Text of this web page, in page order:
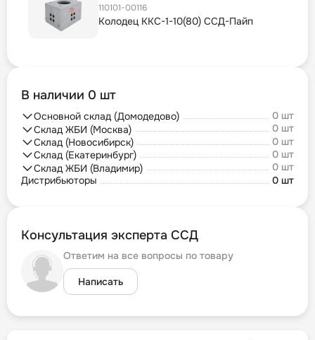
110101-00116
Колодец ККС-1-10(80) ССД-Пайп
В наличии 0 шт
Основной склад (Домодедово)
0 шт
Склад ЖБИ (Москва)
0 шт
Склад (Новосибирск)
0 шт
Склад (Екатеринбург)
0 шт
Склад ЖБИ (Владимир)
0 шт
Дистрибьюторы
0 шт
Консультация эксперта ССД
Ответим на все вопросы по товару
Написать